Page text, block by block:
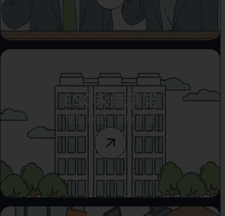
ESG永續承諾
開創心家，美好生活